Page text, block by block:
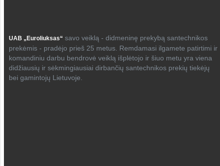
UAB „Euroliuksas“ savo veiklą - didmeninę prekybą santechnikos
prekėmis - pradėjo prieš 25 metus. Remdamasi ilgamete patirtimi ir
komandiniu darbu bendrovė veiklą išplėtojo ir šiuo metu yra viena
didžiausių ir sėkmingiausiai dirbančių santechnikos prekių tiekėjų
bei gamintojų Lietuvoje.